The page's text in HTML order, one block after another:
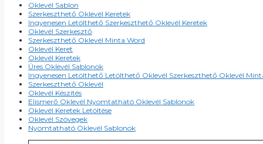
Oklevél Sablon
Szerkeszthető Oklevél Keretek
Ingyenesen Letölthető Szerkeszthető Oklevél Keretek
Oklevél Szerkesztő
Szerkeszthető Oklevél Minta Word
Oklevél Keret
Oklevél Keretek
Üres Oklevél Sablonok
Ingyenesen Letölthető Letölthető Oklevél Szerkeszthető Oklevél
Szerkeszthető Oklevél
Oklevél Készítés
Elismerő Oklevél Nyomtatható Oklevél Sablonok
Oklevél Keretek Letöltése
Oklevél Szövegek
Nyomtatható Oklevél Sablonok